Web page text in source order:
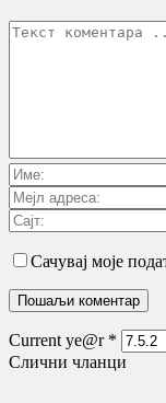
Сачувај моје
Current ye@r *
Слични чланци